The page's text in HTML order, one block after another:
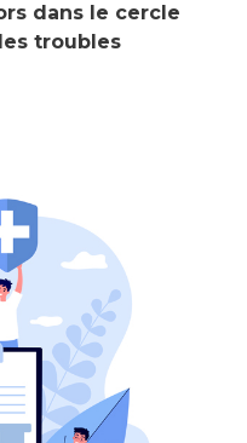
dans le cercle
troubles